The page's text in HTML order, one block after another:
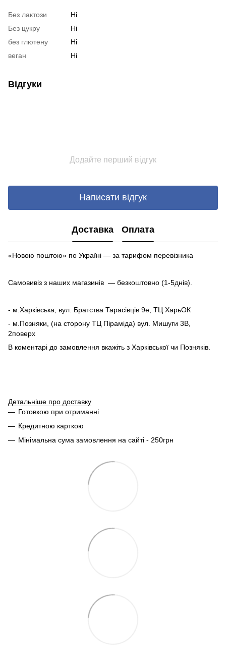
Без лактози
Ні
Без цукру
Ні
без глютену
Ні
веган
Ні
Відгуки
Додайте перший відгук
Написати відгук
Доставка Оплата
«Новою поштою» по Україні — за тарифом перевізника
Самовивіз з наших магазинів — безкоштовно (1-5днів).
- м.Харківська, вул. Братства Тарасівців 9е, ТЦ ХарьОК
- м.Позняки, (на сторону ТЦ Піраміда) вул. Мишуги 3В,
2поверх
В коментарі до замовлення вкажіть з Харківської чи Позняків.
Детальніше про доставку
Готовкою при отриманні
Кредитною карткою
Мінімальна сума замовлення на сайті - 250грн